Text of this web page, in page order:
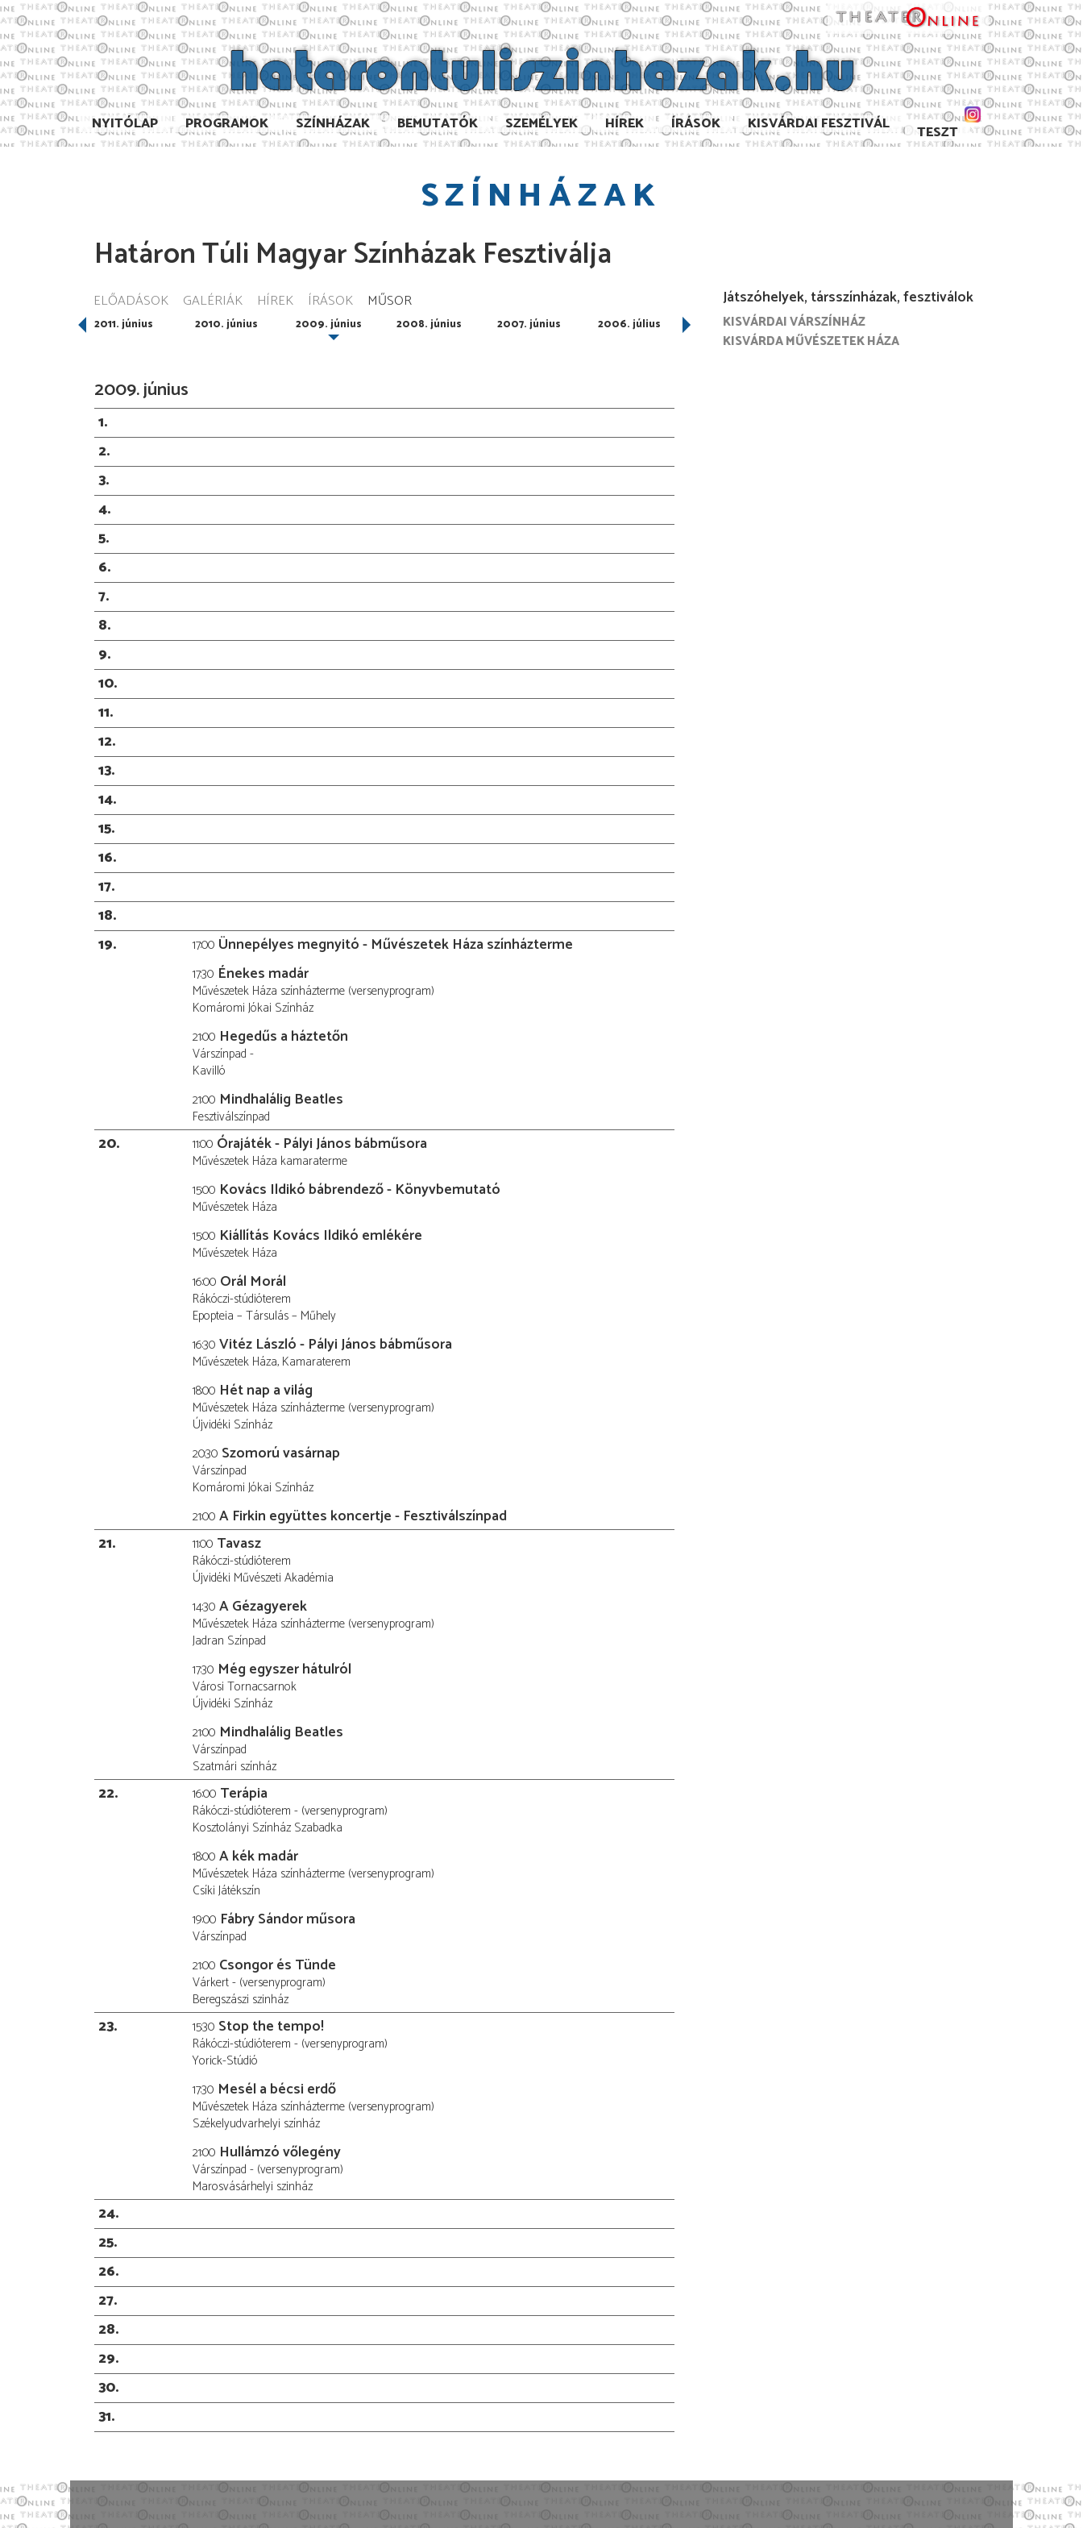
NYITÓLAP PROGRAMOK SZÍNHÁZAK BEMUTATÓK SZEMÉLYEK HÍREK ÍRÁSOK KISVÁRDAI FESZTIVÁL TESZT
SZÍNHÁZAK
Határon Túli Magyar Színházak Fesztiválja
ELŐADÁSOK GALÉRIÁK HÍREK ÍRÁSOK MŰSOR
2011. június 2010. június 2009. június 2008. június 2007. június 2006. július 2006. június 2005. június
2009. június
1
2
3
4
5
6
7
8
9
10
11
12
13
14
15
16
17
18
19
17:00 Ünnepélyes megnyitó - Művészetek Háza színházterme
17:30 Énekes madár
Művészetek Háza színházterme (versenyprogram)
Komáromi Jókai Színház
21:00 Hegedűs a háztetőn
Várszínpad -
Kavilló
21:00 Mindhalálig Beatles
Fesztiválszínpad
20 11:00 Órajáték - Pályi János bábműsora
Művészetek Háza kamaraterme
15:00 Kovács Ildikó bábrendező - Könyvbemutató
Művészetek Háza
15:00 Kiállítás Kovács Ildikó emlékére
Művészetek Háza
16:00 Orál Morál
Rákóczi-stúdióterem
Epopteia – Társulás – Műhely
16:30 Vitéz László - Pályi János bábműsora
Művészetek Háza, Kamaraterem
18:00 Hét nap a világ
Művészetek Háza színházterme (versenyprogram)
Újvidéki Színház
20:30 Szomorú vasárnap
Várszínpad
Komáromi Jókai Színház
21:00 A Firkin együttes koncertje - Fesztiválszínpad
21
11:00 Tavasz
Rákóczi-stúdióterem
Újvidéki Művészeti Akadémia
14:30 A Gézagyerek
Művészetek Háza színházterme (versenyprogram)
Jadran Színpad
17:30 Még egyszer hátulról
Városi Tornacsarnok
Újvidéki Színház
21:00 Mindhalálig Beatles
Várszínpad
Szatmári színház
22 16:00 Terápia
Rákóczi-stúdióterem - (versenyprogram)
Kosztolányi Színház Szabadka
18:00 A kék madár
Művészetek Háza színházterme (versenyprogram)
Csíki Játékszín
19:00 Fábry Sándor műsora
Várszínpad
21:00 Csongor és Tünde
Várkert - (versenyprogram)
Beregszászi szinház
23 15:30 Stop the tempo!
Rákóczi-stúdióterem - (versenyprogram)
Yorick-Stúdió
17:30 Mesél a bécsi erdő
Művészetek Háza színházterme (versenyprogram)
Székelyudvarhelyi színház
21:00 Hullámzó vőlegény
Várszínpad - (versenyprogram)
Marosvásárhelyi szinház
24
25
26
27
28
29
30
31
Játszóhelyek, társszínházak, fesztiválok
KISVÁRDAI VÁRSZÍNHÁZ
KISVÁRDA MŰVÉSZETEK HÁZA